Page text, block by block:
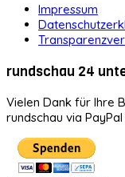
Impressum
rundschau 24
Vielen Dank für Ihre
rundschau via